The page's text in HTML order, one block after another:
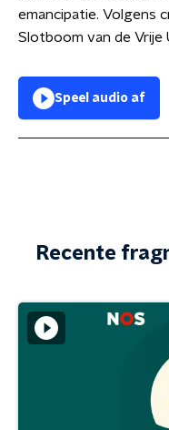
emancipatie. Volgens
Slotboom van de Vrije
Speel audio af
Recente